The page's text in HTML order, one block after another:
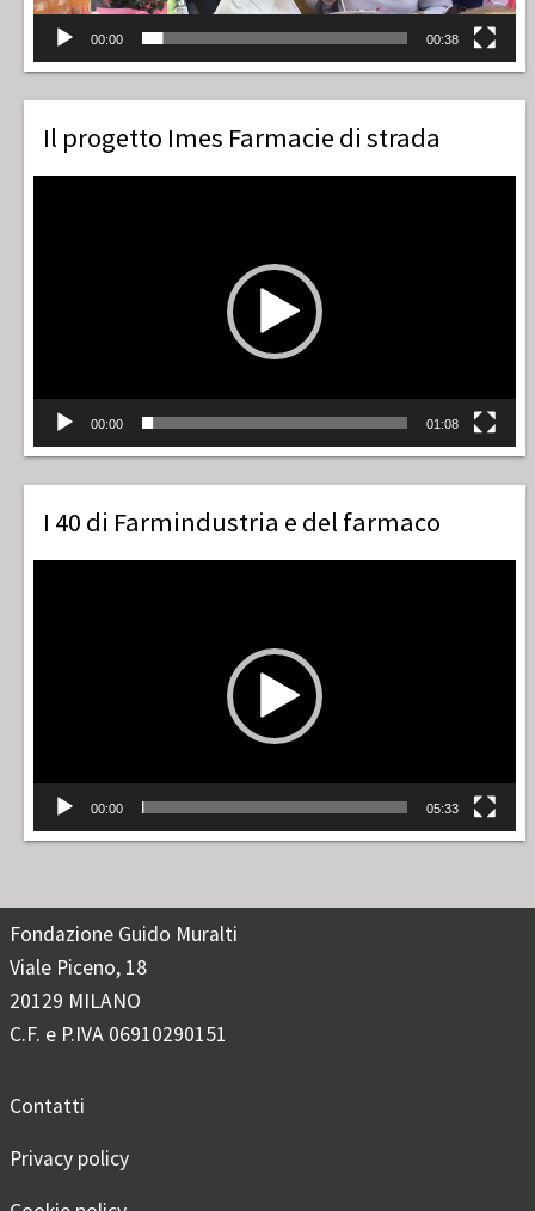
00:00 00:38
Il progetto Imes Farmacie di strada
00:00 01:08
I 40 di Farmindustria e del farmaco
00:00 05:33
Fondazione Guido Muralti
Viale Piceno, 18
20129 MILANO
C.F. e P.IVA 06910290151
Contatti
Privacy policy